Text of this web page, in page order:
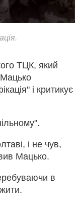
ТЦК, який
і критикує
і не чув,
Мацько.
в